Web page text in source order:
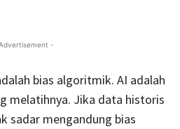
-
bias algoritmik. AI adalah
melatihnya. Jika data historis
sadar mengandung bias